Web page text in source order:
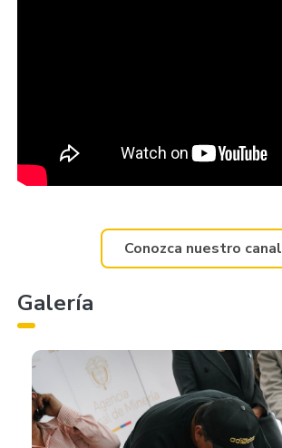
Conozca nuestro canal
Galería